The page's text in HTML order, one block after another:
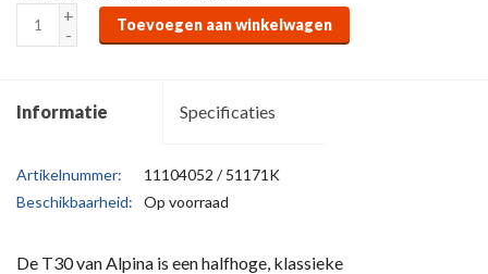
+
-
Toevoegen aan winkelwagen
Informatie Specificaties
Artikelnummer:
11104052 / 51171K
Beschikbaarheid:
Op voorraad
De T30 van Alpina is een halfhoge, klassieke